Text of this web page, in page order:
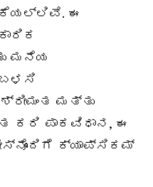
ಈ
ಮನೆಯ
ಬಳಸಿ
ಮತ್ತು
ಕರಿ ಪಾಕವಿಧಾನ, ಈ
ಕ್ಯಾಪ್ಸಿಕಮ್